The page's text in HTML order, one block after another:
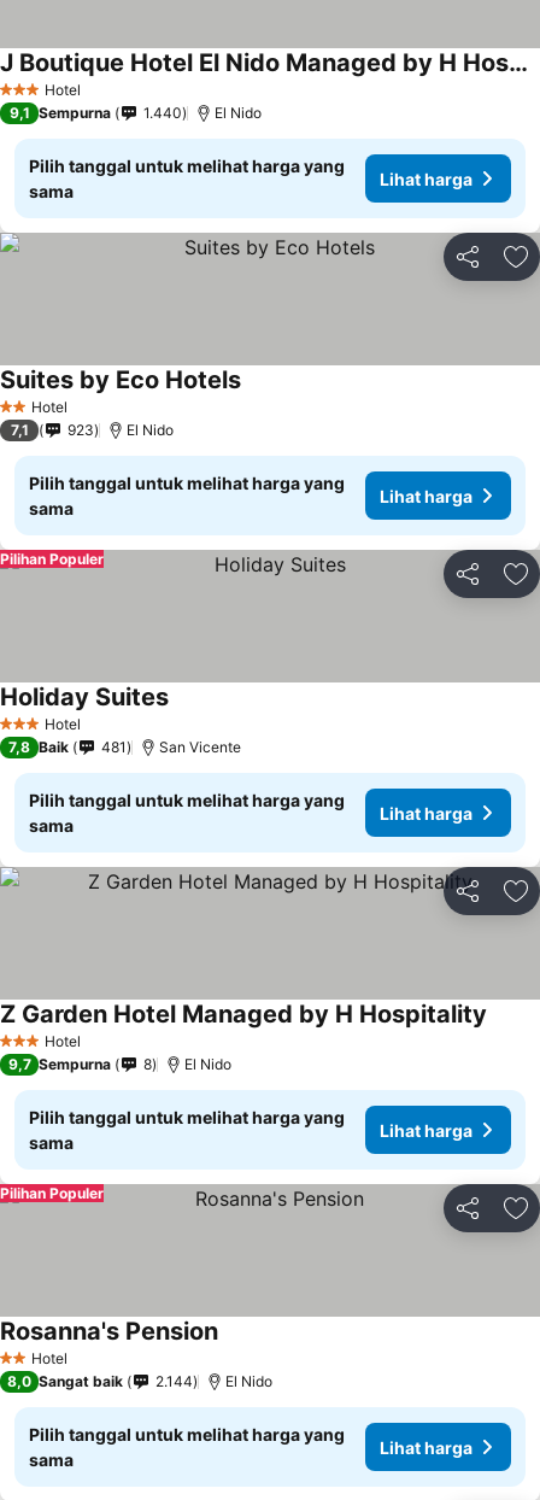
3 BintangHotel
J Boutique Hotel El Nido Managed by H Hospitality Group
Lihat harga
9,1 Sempurna 1.440 El Nido
Pilih tanggal untuk melihat harga yang
sama
Lihat harga
Bagikan
2 Bintang
Hotel
Suites by Eco HotelsLihat harga
7,1 923 El Nido
Pilih tanggal untuk melihat harga yang
sama
Lihat harga
Bagikan
Pilihan Populer
3 BintangHotel
Holiday SuitesLihat harga
7,8 Baik 481 San Vicente
Pilih tanggal untuk melihat harga yang
sama
Lihat harga
Bagikan
3 BintangHotel
Z Garden Hotel Managed by H Hospitality
9,7 Sempurna 8 El Nido
Pilih tanggal untuk melihat harga yang
sama
Lihat harga
Bagikan
Pilihan Populer
2 Bintang
Hotel
Rosanna's PensionLihat harga
8,0 Sangat baik 2.144 El Nido
Pilih tanggal untuk melihat harga yang
sama
Lihat harga